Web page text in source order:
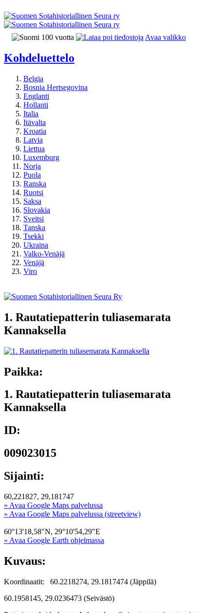
Avaa valikko
Kohdeluettelo
Belgia
Bosnia Hertsegovina
Englanti
Hollanti
Italia
Itävalta
Kroatia
Latvia
Liettua
Luxemburg
Norja
Puola
Ranska
Ruotsi
Saksa
Slovakia
Sveitsi
Tanska
Tsekki
Ukraina
Valko-Venäjä
Venäjä
Viro
1. Rautatiepatterin tuliasemarata
Kannaksella
Paikka:
1. Rautatiepatterin tuliasemarata
Kannaksella
ID:
009023015
Sijainti:
60,221827, 29,181747
» Avaa Google Maps palvelussa
» Avaa Google Maps palvelussa (streetview)
60°13'18,58"N, 29°10'54,29"E
» Avaa Google Earth ohjelmassa
Kuvaus:
Koordinaatit: 60.2218274, 29.1817474 (Jäppilä)
60.1958145, 29.0236473 (Seivästö)